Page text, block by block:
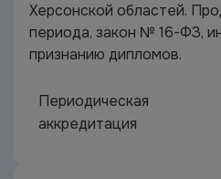
Херсонской областей.
периода, закон № 16-ФЗ,
признанию дипломов.
Периодическая
аккредитация